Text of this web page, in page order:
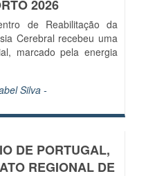
2026
de Reabilitação da
Cerebral recebeu uma
marcado pela energia
Silva-
DE PORTUGAL,
REGIONAL DE